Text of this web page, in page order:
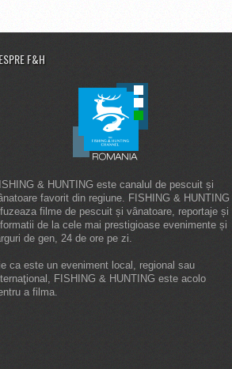
F&H
& HUNTING este canalul de pescuit și
favorit din regiune. FISHING & HUNTING
filme de pescuit și vânatoare, reportaje și
de la cele mai prestigioase evenimente și
de gen, 24 de ore pe zi.
ca este un eveniment local, regional sau
FISHING & HUNTING este acolo
a filma.